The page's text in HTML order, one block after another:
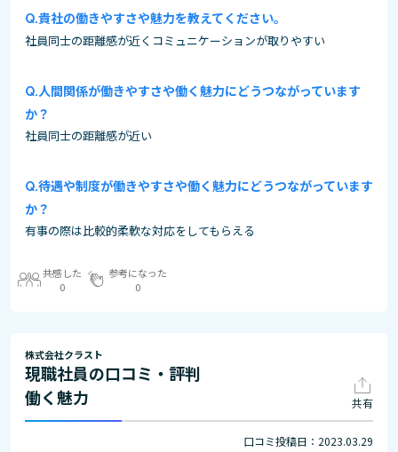
貴社の働きやすさや魅力を教えてください。
社員同士の距離感が近くコミュニケーションが取りやすい
人間関係が働きやすさや働く魅力にどうつながっています
か？
社員同士の距離感が近い
待遇や制度が働きやすさや働く魅力にどうつながっています
か？
有事の際は比較的柔軟な対応をしてもらえる
共感した
0
参考になった
0
株式会社クラスト
現職社員の口コミ・評判
働く魅力
共有
口コミ投稿日：2023.03.29